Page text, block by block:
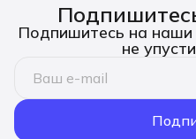
Подпишитесь на наши
не